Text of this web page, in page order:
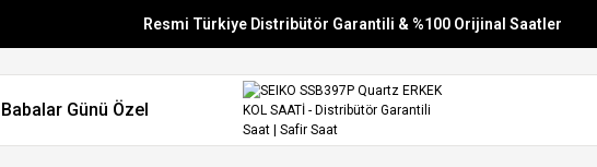
Resmi Türkiye Distribütör Garantili & %100 Orijinal Saatler
Vade Farksız 6 Taksit
Aynı Gün Stoktan Gönderim
Babalar Günü Özel